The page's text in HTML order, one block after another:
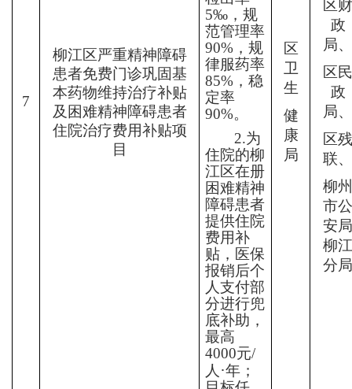
7
柳江区严重精神障碍
患者免费门诊巩固基
本药物维持治疗补贴
及困难精神障碍患者
住院治疗费用补贴项
目
5‰ ，规
范管理率
90% ，规
律服药率
85% ，稳
定率
90%。
2.为
住院的柳
江区在册
困难精神
障碍患者
提供住院
费用补
贴，医保
报销后个
人支付部
分进行兜
底补助，
最高
4000元/
人 ·年；
区
卫
生
健
康
局
区财
政
局、
区民
政
局、
区残
联、
柳州
市公
安局
柳江
分局